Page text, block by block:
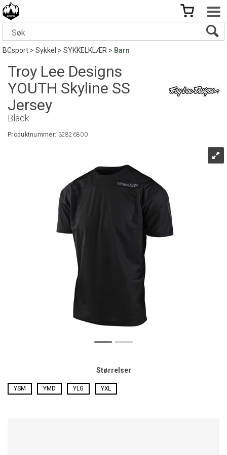
BCsport>Sykkel >SYKKELKLÆR> Barn
Troy Lee Designs
YOUTH Skyline SS
Jersey
Black
Produktnummer: 32826800
Størrelser
YSM YMD YLG YXL